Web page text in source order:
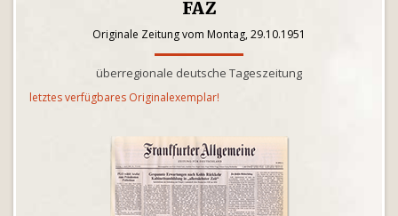
FAZ
Originale Zeitung vom Montag, 29.10.1951
überregionale deutsche Tageszeitung
letztes verfügbares Originalexemplar!